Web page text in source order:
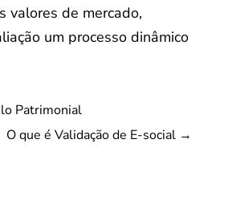
valores de mercado,
um processo dinâmico
Patrimonial
O que é Validação de E-social →